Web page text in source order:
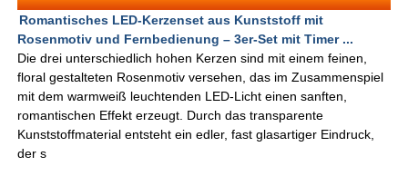
Romantisches LED-Kerzenset aus Kunststoff mit
Rosenmotiv und Fernbedienung – 3er-Set mit Timer ...
Die drei unterschiedlich hohen Kerzen sind mit einem feinen,
floral gestalteten Rosenmotiv versehen, das im Zusammenspiel
mit dem warmweiß leuchtenden LED-Licht einen sanften,
romantischen Effekt erzeugt. Durch das transparente
Kunststoffmaterial entsteht ein edler, fast glasartiger Eindruck,
der s